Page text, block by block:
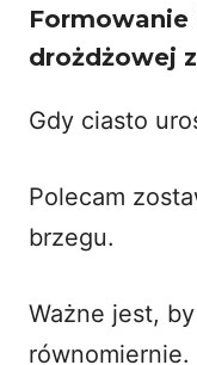
Formowanie
drożdżowej
Gdy ciasto
Polecam
brzegu.
Ważne jest,
równomiernie.